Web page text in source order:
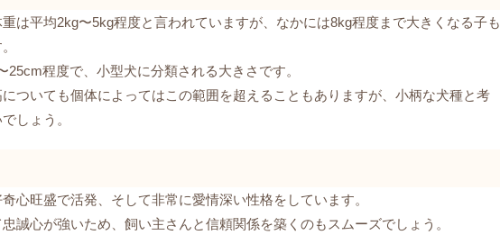
は平均2kg〜5kg程度と言われていますが、なかには8kg程度まで大きくなる子も
25cm程度で、小型犬に分類される大きさです。
ついても個体によってはこの範囲を超えることもありますが、小柄な犬種と考
しょう。
心旺盛で活発、そして非常に愛情深い性格をしています。
誠心が強いため、飼い主さんと信頼関係を築くのもスムーズでしょう。